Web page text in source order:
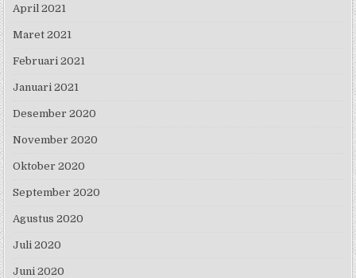
April 2021
Maret 2021
Februari 2021
Januari 2021
Desember 2020
November 2020
Oktober 2020
September 2020
Agustus 2020
Juli 2020
Juni 2020